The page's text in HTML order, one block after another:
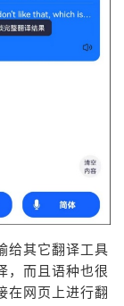
给其它翻译工具
，而且语种也很
在网页上进行翻